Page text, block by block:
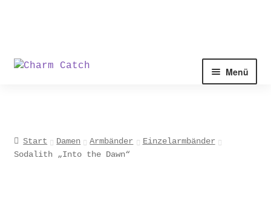
Zur
Zum
Menü
Start Damen Armbänder
Einzelarmbänder
Sodalith „Into the Dawn“